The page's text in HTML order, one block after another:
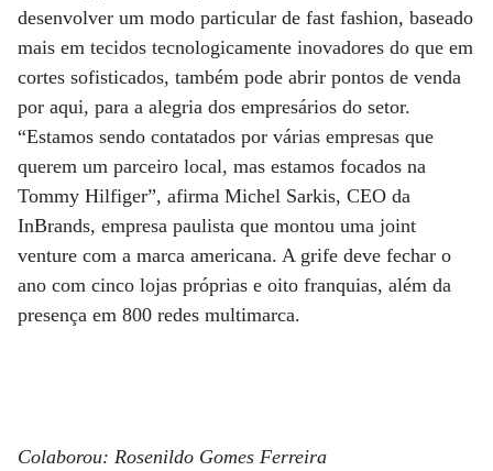
desenvolver um modo particular de fast fashion, baseado
mais em tecidos tecnologicamente inovadores do que em
cortes sofisticados, também pode abrir pontos de venda
por aqui, para a alegria dos empresários do setor.
“Estamos sendo contatados por várias empresas que
querem um parceiro local, mas estamos focados na
Tommy Hilfiger”, afirma Michel Sarkis, CEO da
InBrands, empresa paulista que montou uma joint
venture com a marca americana. A grife deve fechar o
ano com cinco lojas próprias e oito franquias, além da
presença em 800 redes multimarca.
Colaborou: Rosenildo Gomes Ferreira